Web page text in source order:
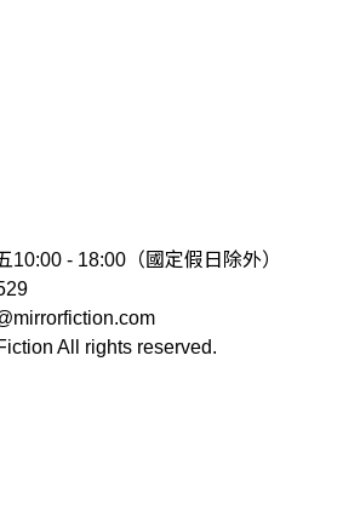
10:00 - 18:00（國定假日除外）
All rights reserved.